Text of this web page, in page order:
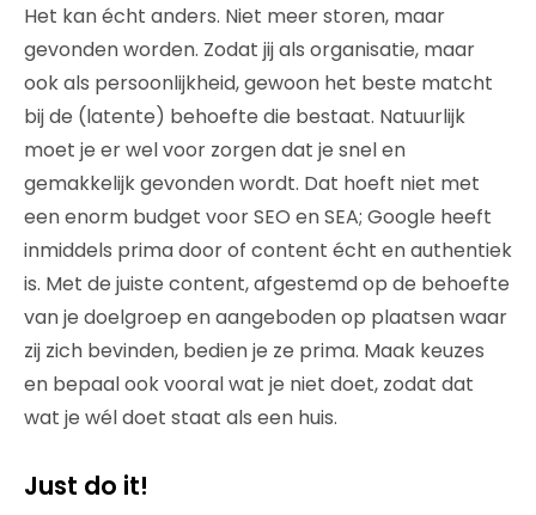
Het kan écht anders. Niet meer storen, maar
gevonden worden. Zodat jij als organisatie, maar
ook als persoonlijkheid, gewoon het beste matcht
bij de (latente) behoefte die bestaat. Natuurlijk
moet je er wel voor zorgen dat je snel en
gemakkelijk gevonden wordt. Dat hoeft niet met
een enorm budget voor SEO en SEA; Google heeft
inmiddels prima door of content écht en authentiek
is. Met de juiste content, afgestemd op de behoefte
van je doelgroep en aangeboden op plaatsen waar
zij zich bevinden, bedien je ze prima. Maak keuzes
en bepaal ook vooral wat je niet doet, zodat dat
wat je wél doet staat als een huis.
Just do it!